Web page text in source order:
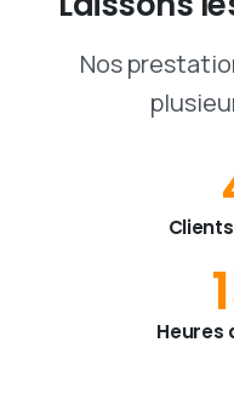
Nos
Heures